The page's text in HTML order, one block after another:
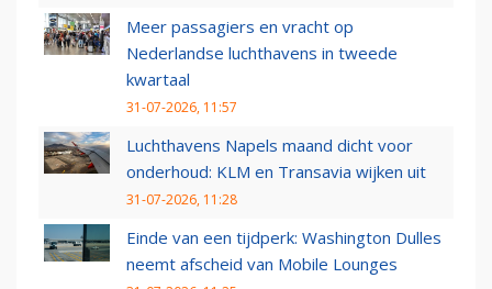
Meer passagiers en vracht op
Nederlandse luchthavens in tweede
kwartaal
31-07-2026, 11:57
Luchthavens Napels maand dicht voor
onderhoud: KLM en Transavia wijken uit
31-07-2026, 11:28
Einde van een tijdperk: Washington Dulles
neemt afscheid van Mobile Lounges